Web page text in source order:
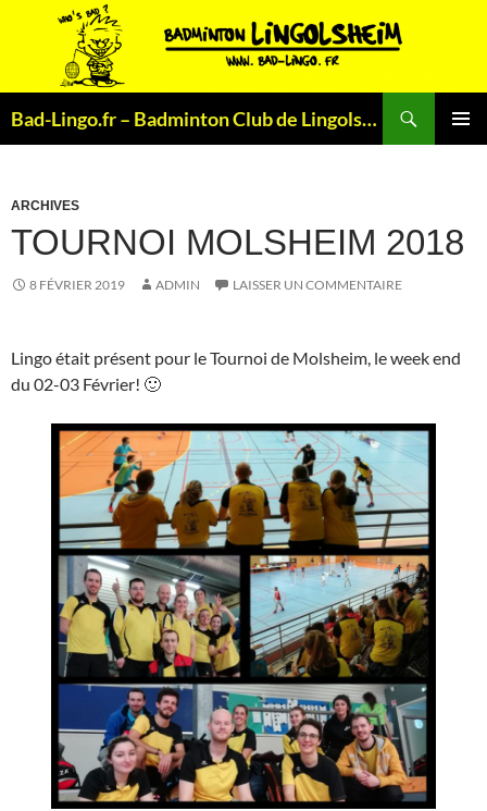
Bad-Lingo.fr – Badminton Club de Lingolsheim
ARCHIVES
TOURNOI MOLSHEIM 2018
8 FÉVRIER 2019 ADMIN LAISSER UN COMMENTAIRE
Lingo était présent pour le Tournoi de Molsheim, le week end
du 02-03 Février! 🙂